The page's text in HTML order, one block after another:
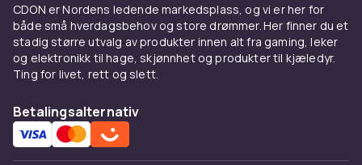
CDON er Nordens ledende markedsplass, og vi er her for
både små hverdagsbehov og store drømmer. Her finner du et
stadig større utvalg av produkter innen alt fra gaming, leker
og elektronikk til hage, skjønnhet og produkter til kjæledyr.
Ting for livet, rett og slett.
Betalingsalternativ